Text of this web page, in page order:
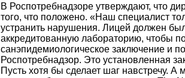
В Роспотребнадзоре утверждают, что
того, что положено. «Наш специалист
устранить нарушения. Лицей должен
аккредитованную лабораторию, чтобы
санэпидемиологическое заключение и
Роспотребнадзор. Это установленная
Пусть хотя бы сделает шаг навстречу. А